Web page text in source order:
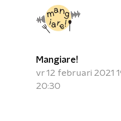
Mangiare!
vr 12 februari 2021
20:30